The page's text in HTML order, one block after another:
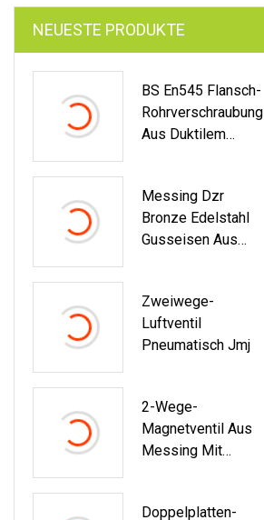
NEUESTE PRODUKTE
BS En545 Flansch-
Rohrverschraubung
Aus Duktilem
Messing Dzr
Bronze Edelstahl
Gusseisen Aus
Mini-Gas-Hahn
Hahn Hahn Hahn
Stop Globe Check
Zweiwege-
Luftventil
Pneumatisch Jmj
2-Wege-
Magnetventil Aus
Messing Mit
Luft
Doppelplatten-